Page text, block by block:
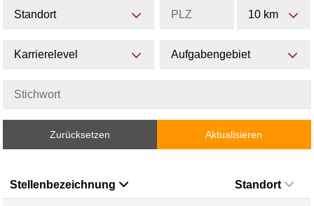
Standort 10 km
Karrierelevel Aufgabengebiet
Zurücksetzen Aktualisieren
Stellenbezeichnung Standort